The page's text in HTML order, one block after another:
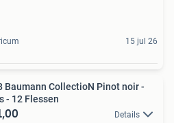
15 jul 26
Baumann CollectioN Pinot noir -
- 12 Flessen
Details